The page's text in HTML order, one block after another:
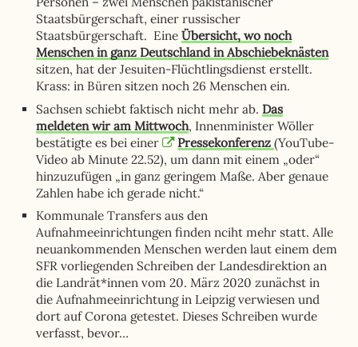
Staatsbürgerschaft, einer russischer
Staatsbürgerschaft. Eine Übersicht, wo noch
Menschen in ganz Deutschland in Abschiebeknästen
sitzen, hat der Jesuiten-Flüchtlingsdienst erstellt.
Krass: in Büren sitzen noch 26 Menschen ein.
Sachsen schiebt faktisch nicht mehr ab. Das
meldeten wir am Mittwoch, Innenminister Wöller
bestätigte es bei einer
Pressekonferenz(YouTube-
Video ab Minute 22.52), um dann mit einem „oder“
hinzuzufügen „in ganz geringem Maße. Aber genaue
Zahlen habe ich gerade nicht.“
Kommunale Transfers aus den
Aufnahmeeinrichtungen finden nciht mehr statt. Alle
neuankommenden Menschen werden laut einem dem
SFR vorliegenden Schreiben der Landesdirektion an
die Landrät*innen vom 20. März 2020 zunächst in
die Aufnahmeeinrichtung in Leipzig verwiesen und
dort auf Corona getestet. Dieses Schreiben wurde
verfasst, bevor…